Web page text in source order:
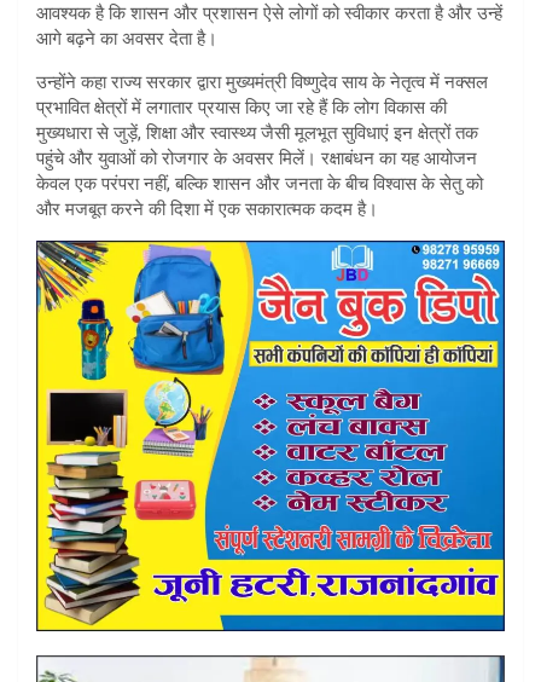
आवश्यक है कि शासन और प्रशासन ऐसे लोगों को स्वीकार करता है और उन्हें
आगे बढ़ने का अवसर देता है।
उन्होंने कहा राज्य सरकार द्वारा मुख्यमंत्री विष्णुदेव साय के नेतृत्व में नक्सल
प्रभावित क्षेत्रों में लगातार प्रयास किए जा रहे हैं कि लोग विकास की
मुख्यधारा से जुड़ें, शिक्षा और स्वास्थ्य जैसी मूलभूत सुविधाएं इन क्षेत्रों तक
पहुंचे और युवाओं को रोजगार के अवसर मिलें। रक्षाबंधन का यह आयोजन
केवल एक परंपरा नहीं, बल्कि शासन और जनता के बीच विश्वास के सेतु को
और मजबूत करने की दिशा में एक सकारात्मक कदम है।